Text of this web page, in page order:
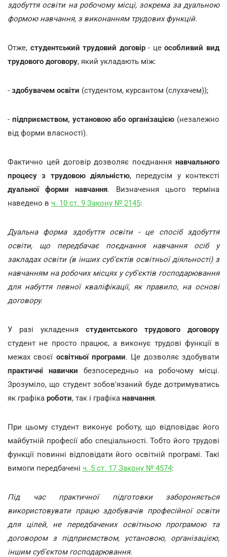
здобуття освіти на робочому місці, зокрема за дуальною
формою навчання, з виконанням трудових функцій.
Отже, студентський трудовий договір- цеособливий вид
трудового договору, який укладають між:
- здобувачем освіти (студентом, курсантом (слухачем));
- підприємством, установою або організацією (незалежно
від форми власності).
Фактично цей договір дозволяє поєднання навчального
процесу з трудовою діяльністю, передусім у контексті
дуальної форми навчання. Визначення цього терміна
наведено в ч. 10 ст. 9 Закону № 2145:
Дуальна форма здобуття освіти - це спосіб здобуття
освіти, що передбачає поєднання навчання осіб у
закладах освіти (в інших суб'єктів освітньої діяльності) з
навчанням на робочих місцях у суб'єктів господарювання
для набуття певної кваліфікації, як правило, на основі
договору.
У разі укладення студентського трудового договору
студент не просто працює, а виконує трудові функції в
межах своєї освітньої програми. Це дозволяє здобувати
практичні навички безпосередньо на робочому місці.
Зрозуміло, що студент зобов'язаний буде дотримуватись
як графіка роботи, так і графіка навчання.
При цьому студент виконує роботу, що відповідає його
майбутній професії або спеціальності. Тобто його трудові
функції повинні відповідати його освітній програмі. Такі
вимоги передбачені ч. 5 ст. 17 Закону № 4574:
Під час практичної підготовки забороняється
використовувати працю здобувачів професійної освіти
для цілей, не передбачених освітньою програмою та
договором з підприємством, установою, організацією,
іншим суб'єктом господарювання.